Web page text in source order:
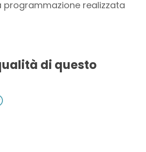
programmazione realizzata
di questo